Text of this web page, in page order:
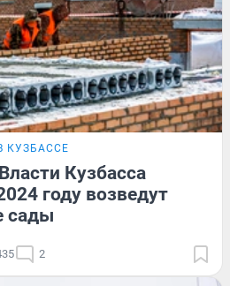
КУЗБАССЕ
Кузбасса
году возведут
сады
2